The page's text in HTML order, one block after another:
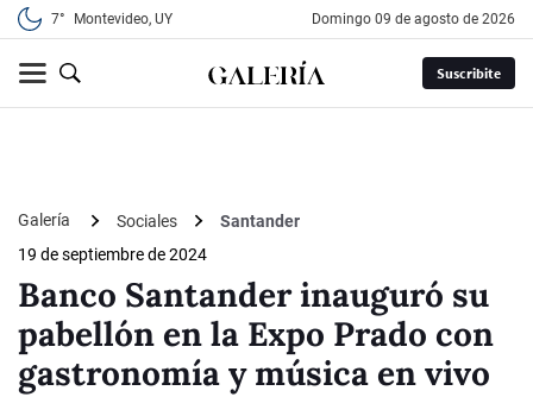
7° Montevideo, UY domingo 09 de agosto de 2026
Suscribite
Galería Sociales
Santander
19 de septiembre de 2024
Banco Santander inauguró su
pabellón en la Expo Prado con
gastronomía y música en vivo